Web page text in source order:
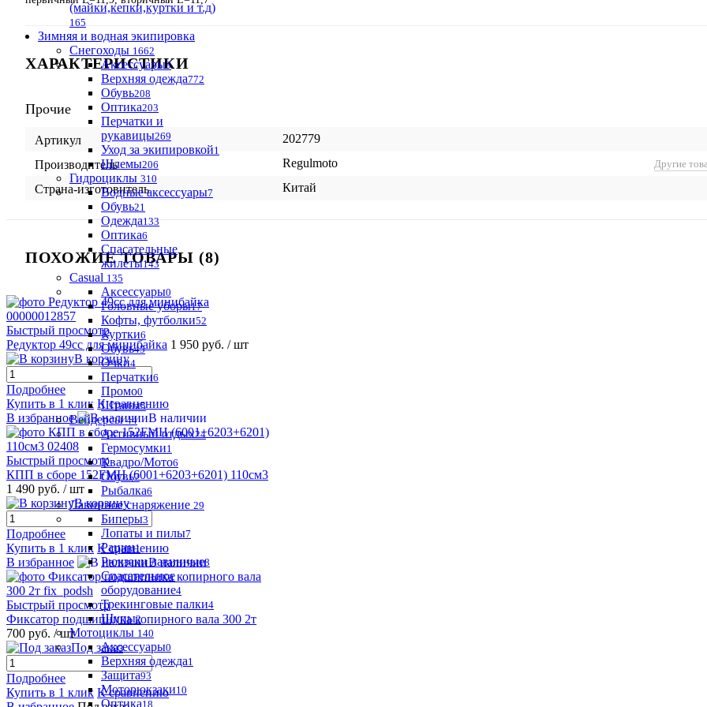
(майки,кепки,куртки и т.д)
165
Зимняя и водная экипировка
Снегоходы 1662
Аксессуары3
Верхняя одежда772
Обувь208
Оптика203
Перчатки и
рукавицы269
Уход за экипировкой1
Шлемы206
Гидроциклы 310
Водные аксессуары7
Обувь21
Одежда133
Оптика6
Спасательные
жилеты143
Casual 135
Аксессуары0
Головные уборы17
Кофты, футболки52
Куртки6
Обувь45
Очки4
Перчатки6
Промо0
Штаны5
Вейдерсы 44
Активный отдых24
Гермосумки1
Квадро/Мото6
Обувь7
Рыбалка6
Лавинное снаряжение 29
Биперы3
Лопаты и пилы7
Рации1
Рюкзаки лавинные8
Спасательное
оборудование4
Трекинговые палки4
Щупы2
Мотоциклы 140
Аксессуары0
Верхняя одежда1
Защита93
Моторюкзаки10
Оптика18
ХАРАКТЕРИСТИКИ
Прочие
Артикул
202779
Производитель
Regulmoto Другие
Страна-изготовитель Китай
ПОХОЖИЕ ТОВАРЫ (8)
Быстрый просмотр
Редуктор 49сс для минибайка 1 950 руб. / шт
В корзину
Подробнее
Купить в 1 клик К сравнению
В избранное
В наличии
Быстрый просмотр
КПП в сборе 152FMH (6001+6203+6201) 110см3
1 490 руб. / шт
В корзину
Подробнее
Купить в 1 клик К сравнению
В избранное
В наличии
Быстрый просмотр
Фиксатор подшипника копирного вала 300 2т
700 руб. / шт
Под заказ
Подробнее
Купить в 1 клик К сравнению